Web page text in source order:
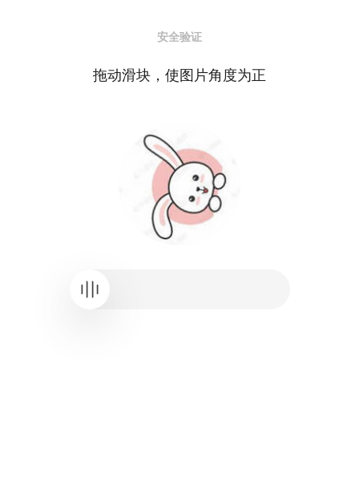
安全验证
拖动滑块，使图片角度为正